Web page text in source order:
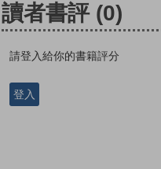
讀者書評 (0)
請登入給你的書籍評分
登入